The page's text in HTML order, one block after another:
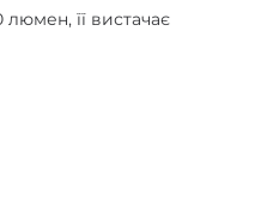
її вистачає